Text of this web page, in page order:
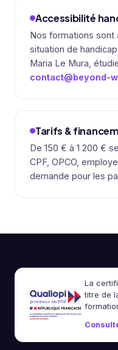
Accessibilité
Nos formations sont
situation de
Maria Le Mura,
contact@beyond-
Tarifs &
De 150 € à 1 200 €
CPF, OPCO,
demande pour les
La
titre de